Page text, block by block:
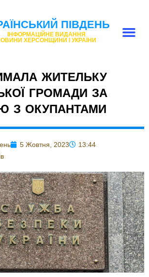
ПІВДЕНЬ
ІНФОРМАЦІЙНЕ ВИДАННЯ
ХЕРСОНЩИНИ І УКРАЇНИ
ЖИТЕЛЬКУ
ГРОМАДИ ЗА
З ОКУПАНТАМИ
5 Жовтня, 2023
13:44